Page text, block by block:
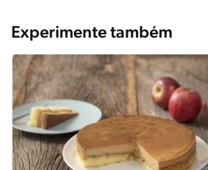
Experimente também